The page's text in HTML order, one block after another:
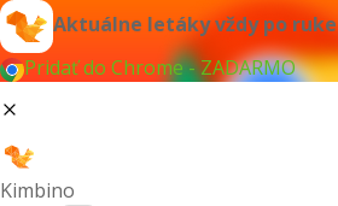
Aktuálne letáky vždy po ruke
Pridať do Chrome - ZADARMO
Kimbino